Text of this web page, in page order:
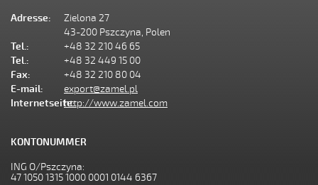
Adresse:
Zielona 27
43-200 Pszczyna, Polen
Tel.:
+48 32 210 46 65
Tel.:
+48 32 449 15 00
Fax:
+48 32 210 80 04
E-mail:
export@zamel.pl
Internetseite:http://www.zamel.com
KONTONUMMER
ING O/Pszczyna:
47 1050 1315 1000 0001 0144 6367